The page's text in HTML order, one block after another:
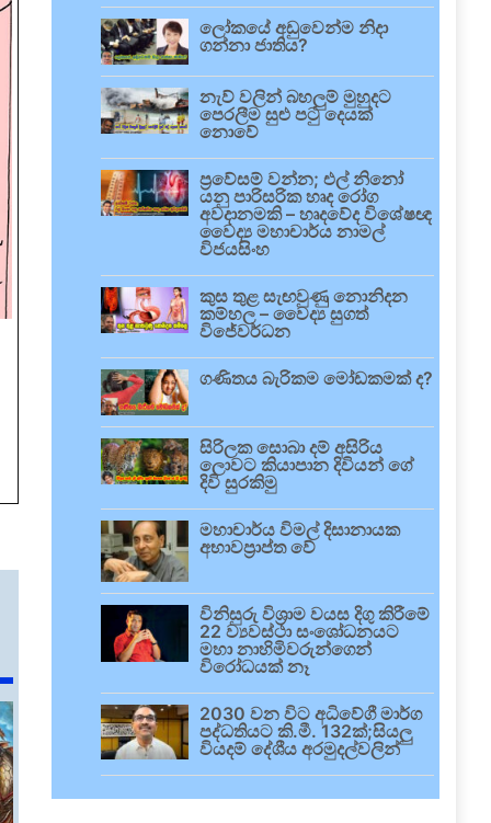
ලෝකයේ අඩුවෙන්ම නිදා
ගන්නා ජාතිය?
නැව් වලින් බහලුම් මුහුදට
පෙරලීම සුළු පටු දෙයක්
නොවේ
ප්‍රවේසම් වන්න; එල් නිනෝ
යනු පාරිසරික හෘද රෝග
අවදානමකි – හෘදවේද විශේෂඥ
වෛද්‍ය මහාචාර්ය නාමල්
විජයසිංහ
කුස තුළ සැඟවුණු නොනිදන
කම්හල – වෛද්‍ය සුගත්
විජේවර්ධන
ගණිතය බැරිකම මෝඩකමක් ද?
සිරිලක සොබා දම් අසිරිය
ලොවට කියාපාන දිවියන් ගේ
දිවි සුරකිමු
මහාචාර්ය විමල් දිසානායක
අභාවප්‍රාප්ත වේ
විනිසුරු විශ්‍රාම වයස දිගු කිරීමේ
22 ව්‍යවස්ථා සංශෝධනයට
මහා නාහිමිවරුන්ගෙන්
විරෝධයක් නෑ
2030 වන විට අධිවේගී මාර්ග
පද්ධතියට කි.මී. 132ක්;සියලු
වියදම් දේශීය අරමුදල්වලින්